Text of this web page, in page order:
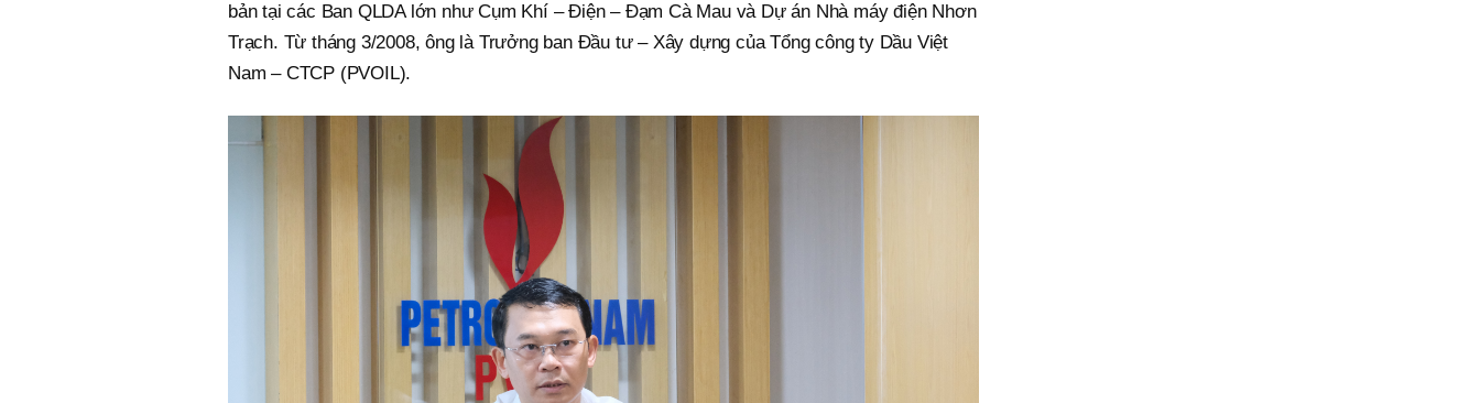
bản tại các Ban QLDA lớn như Cụm Khí – Điện – Đạm Cà Mau và Dự án Nhà máy điện Nhơn
Trạch. Từ tháng 3/2008, ông là Trưởng ban Đầu tư – Xây dựng của Tổng công ty Dầu Việt
Nam – CTCP (PVOIL).